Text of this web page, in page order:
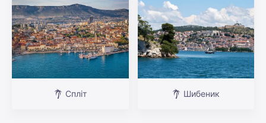
Спліт Шибеник